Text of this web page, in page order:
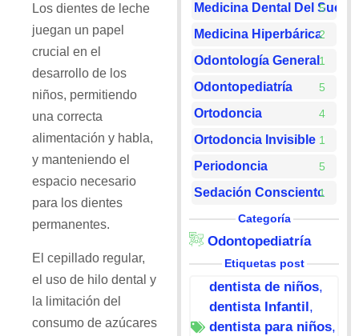
Los dientes de leche
juegan un papel
crucial en el
desarrollo de los
niños, permitiendo
una correcta
alimentación y habla,
y manteniendo el
espacio necesario
para los dientes
permanentes.
El cepillado regular,
el uso de hilo dental y
la limitación del
consumo de azúcares
Medicina Dental Del Sueño
5
Medicina Hiperbárica2
Odontología General1
Odontopediatría 5
Ortodoncia 4
Ortodoncia Invisible 1
Periodoncia 5
Sedación Consciente
1
Categoría
Odontopediatría
Etiquetas post
dentista de niños,
dentista Infantil ,
dentista para niños,